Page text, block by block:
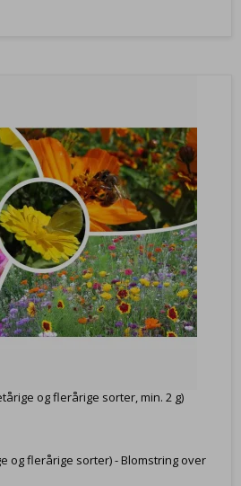
og flerårige sorter, min. 2 g)
og flerårige sorter) - Blomstring over